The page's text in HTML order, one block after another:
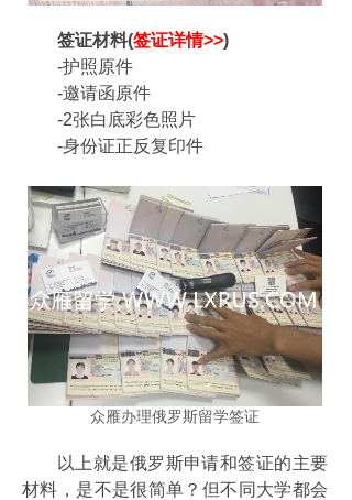
签证材料(签证详情>>)
-护照原件
-邀请函原件
-2张白底彩色照片
-身份证正反复印件
众雁办理俄罗斯留学签证
以上就是俄罗斯申请和签证的主要
材料，是不是很简单？但不同大学都会